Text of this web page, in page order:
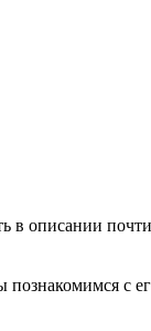
в описании
познакомимся